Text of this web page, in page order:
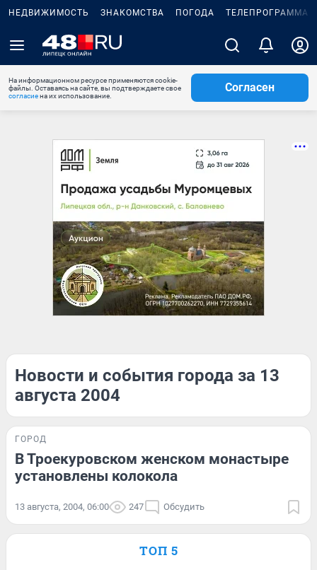
НЕДВИЖИМОСТЬ ЗНАКОМСТВА ПОГОДА ТЕЛЕПРОГРАММА
На информационном ресурсе применяются cookie-
файлы. Оставаясь на сайте, вы подтверждаете свое
согласиена их использование.
Согласен
Новости и события города за 13
августа 2004
ГОРОД
В Троекуровском женском монастыре
установлены колокола
13 августа, 2004, 06:00 247 Обсудить
ТОП 5